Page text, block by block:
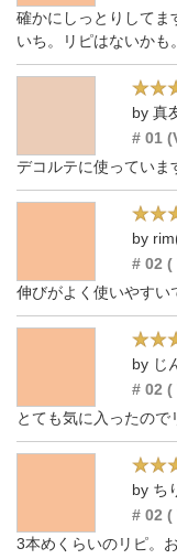
確かにしっとりしてま
いち。リピはないかも。
by 真
# 01
デコルテに使っていま
by
# 02 (
伸びがよく使いやすい
by じ
# 02 (
とても気に入ったので
by ち
# 02 (
3本めくらいのリピ。